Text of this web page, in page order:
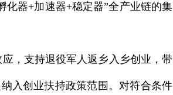
化器+加速器+稳定器”全产业链的集
，支持退役军人返乡入乡创业，带
入创业扶持政策范围。对符合条件